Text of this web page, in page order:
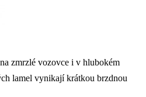
zmrzlé vozovce i v hlubokém
lamel vynikají krátkou brzdnou